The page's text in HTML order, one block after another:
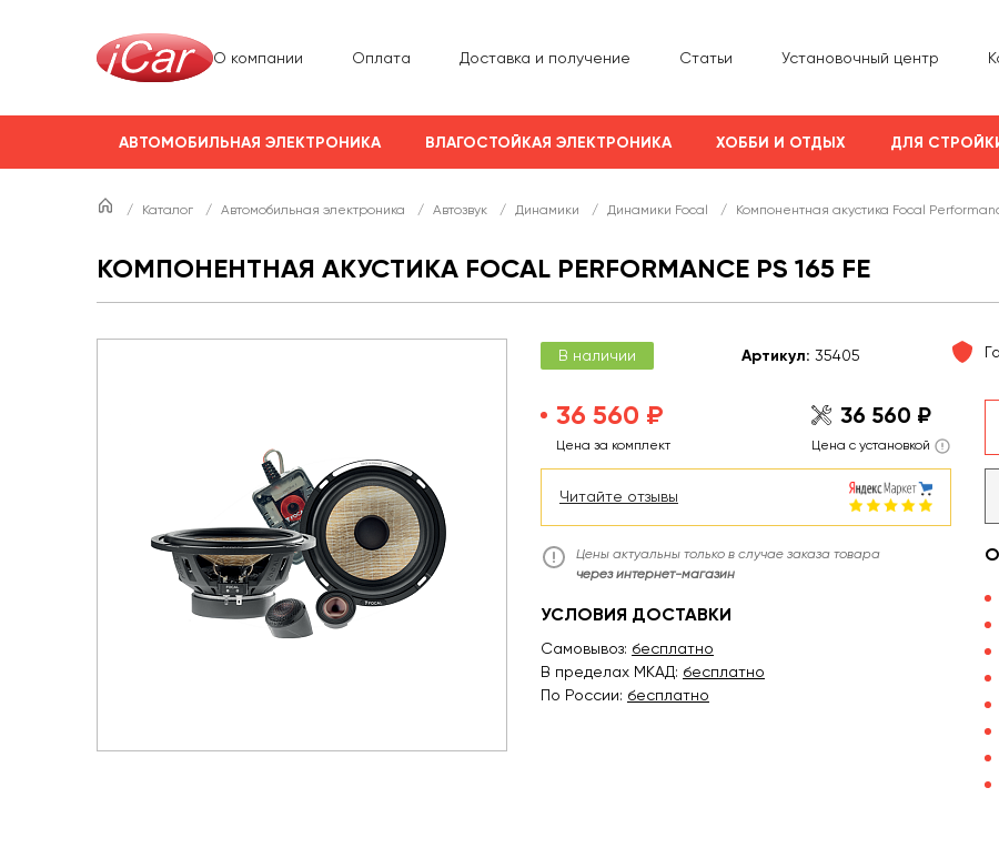
О компании Оплата Доставка и получение Статьи Установочный центр
АВТОМОБИЛЬНАЯ ЭЛЕКТРОНИКА ВЛАГОСТОЙКАЯ ЭЛЕКТРОНИКА ХОББИ И ОТДЫХ ДЛЯ
/ Каталог / Автомобильная электроника / Автозвук / Динамики / Динамики Focal / Компонентная акустика Focal
КОМПОНЕНТНАЯ АКУСТИКА FOCAL PERFORMANCE PS 165 FE
В наличии Артикул: 35405
36 560 ₽
Цена за комплект
36 560 ₽
Цена с установкой
Читайте отзывы
Цены актуальны только в случае заказа товара
через интернет-магазин
УСЛОВИЯ ДОСТАВКИ
Самовывоз: бесплатно
В пределах МКАД: бесплатно
По России: бесплатно